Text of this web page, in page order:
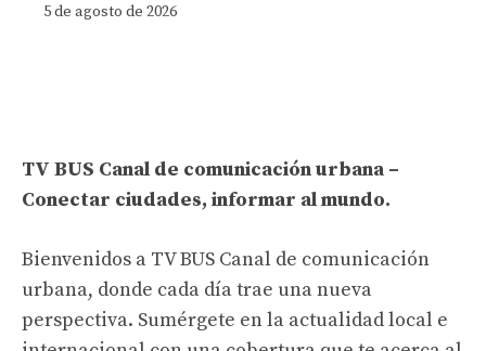
5 de agosto de 2026
TV BUS Canal de comunicación urbana –
Conectar ciudades, informar al mundo.
Bienvenidos a TV BUS Canal de comunicación
urbana, donde cada día trae una nueva
perspectiva. Sumérgete en la actualidad local e